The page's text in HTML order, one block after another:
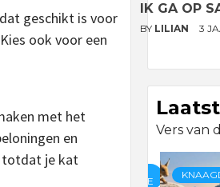
geschikt is voor
ook voor een
met het
en
totdat je kat
IK GA OP
BY LILIAN 3
Vers van
CATEGORIE